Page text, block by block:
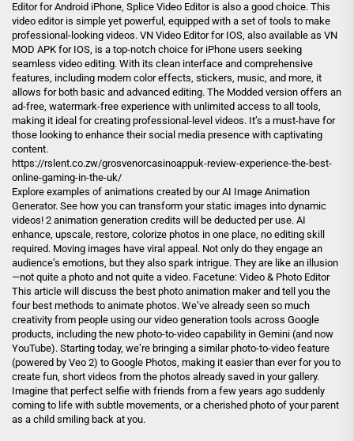
Editor for Android iPhone, Splice Video Editor is also a good choice. This
video editor is simple yet powerful, equipped with a set of tools to make
professional-looking videos. VN Video Editor for IOS, also available as VN
MOD APK for IOS, is a top-notch choice for iPhone users seeking
seamless video editing. With its clean interface and comprehensive
features, including modern color effects, stickers, music, and more, it
allows for both basic and advanced editing. The Modded version offers an
ad-free, watermark-free experience with unlimited access to all tools,
making it ideal for creating professional-level videos. It’s a must-have for
those looking to enhance their social media presence with captivating
content.
https://rslent.co.zw/grosvenorcasinoappuk-review-experience-the-best-
online-gaming-in-the-uk/
Explore examples of animations created by our AI Image Animation
Generator. See how you can transform your static images into dynamic
videos! 2 animation generation credits will be deducted per use. AI
enhance, upscale, restore, colorize photos in one place, no editing skill
required. Moving images have viral appeal. Not only do they engage an
audience’s emotions, but they also spark intrigue. They are like an illusion
—not quite a photo and not quite a video. Facetune: Video & Photo Editor
This article will discuss the best photo animation maker and tell you the
four best methods to animate photos. We’ve already seen so much
creativity from people using our video generation tools across Google
products, including the new photo-to-video capability in Gemini (and now
YouTube). Starting today, we’re bringing a similar photo-to-video feature
(powered by Veo 2) to Google Photos, making it easier than ever for you to
create fun, short videos from the photos already saved in your gallery.
Imagine that perfect selfie with friends from a few years ago suddenly
coming to life with subtle movements, or a cherished photo of your parent
as a child smiling back at you.